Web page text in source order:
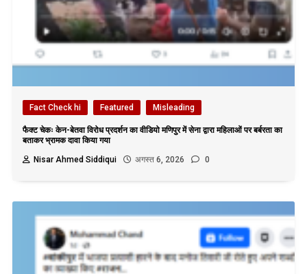
Fact Check hi Featured Misleading
फैक्ट चेकः केन-बेतवा विरोध प्रदर्शन का वीडियो मणिपुर में सेना द्वारा महिलाओं पर बर्बरता का
बताकर भ्रामक दावा किया गया
Nisar Ahmed Siddiqui
अगस्त 6, 2026 0